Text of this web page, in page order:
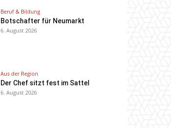
Beruf & Bildung
Botschafter für Neumarkt
6. August 2026
Aus der Region
Der Chef sitzt fest im Sattel
6. August 2026